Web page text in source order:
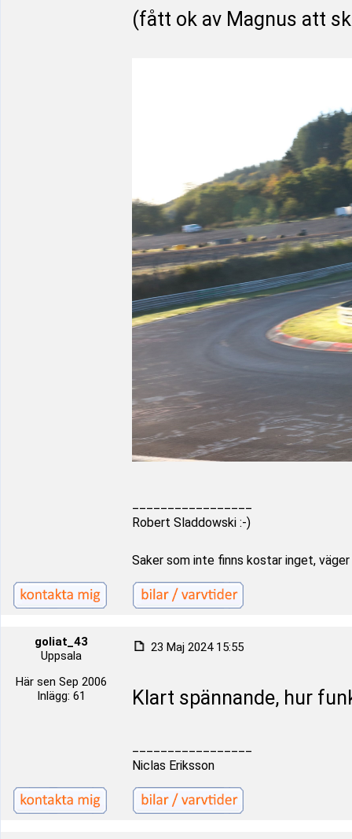
(fått ok av Magnus att
Robert Sladdowski :-)
Saker som inte finns kostar inget,
goliat_43
Uppsala
Här sen Sep 2006
Inlägg: 61
23 Maj 2024 15:55
Klart spännande, hur
Niclas Eriksson